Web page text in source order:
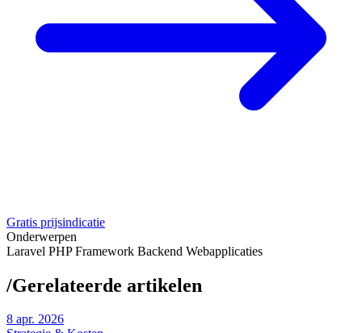
Gratis prijsindicatie
Onderwerpen
Laravel PHP Framework Backend Webapplicaties
/Gerelateerde artikelen
8 apr. 2026